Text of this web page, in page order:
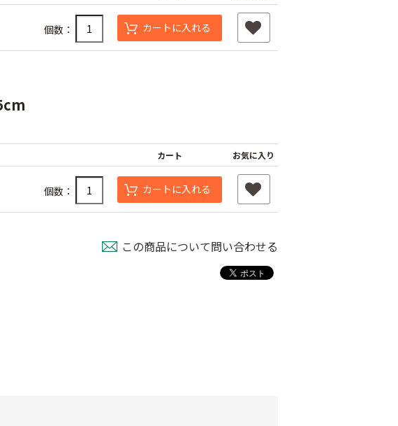
￥1,980
個数： カートに入れる
カート お気に入り
個数： カートに入れる
この商品について問い合わせる